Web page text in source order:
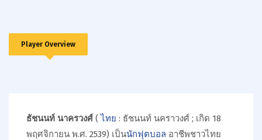
Player Overview
ธัชนนท์ นาครวงศ์ (ไทย : ธัชนนท์ นคราวงศ์ ; เกิด 18
พฤศจิกายน พ.ศ. 2539) เป็นนักฟุตบอล อาชีพชาวไทย